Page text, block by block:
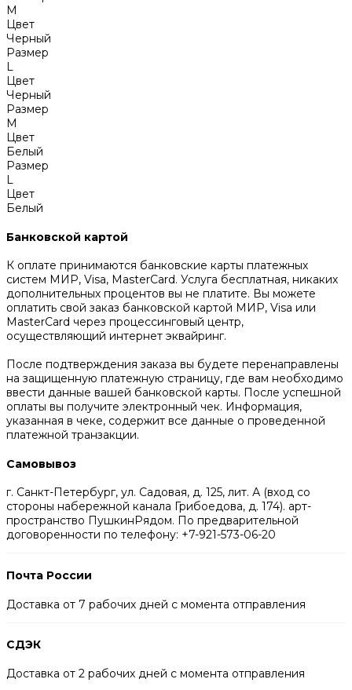
M
Цвет
Черный
Размер
L
Цвет
Черный
Размер
M
Цвет
Белый
Размер
L
Цвет
Белый
Банковской картой
К оплате принимаются банковские карты платежных
систем МИР, Visa, MasterCard. Услуга бесплатная, никаких
дополнительных процентов вы не платите. Вы можете
оплатить свой заказ банковской картой МИР, Visa или
MasterCard через процессинговый центр,
осуществляющий интернет эквайринг.
После подтверждения заказа вы будете перенаправлены
на защищенную платежную страницу, где вам необходимо
ввести данные вашей банковской карты. После успешной
оплаты вы получите электронный чек. Информация,
указанная в чеке, содержит все данные о проведенной
платежной транзакции.
Самовывоз
г. Санкт-Петербург, ул. Садовая, д. 125, лит. А (вход со
стороны набережной канала Грибоедова, д. 174). арт-
пространство ПушкинРядом. По предварительной
договоренности по телефону: +7-921-573-06-20
Почта России
Доставка от 7 рабочих дней с момента отправления
СДЭК
Доставка от 2 рабочих дней с момента отправления